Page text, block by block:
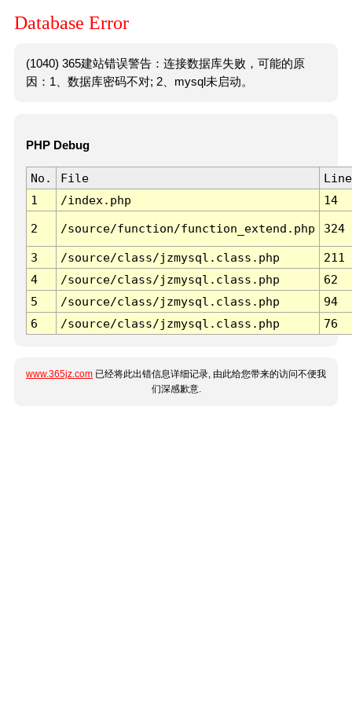
Database Error
(1040) 365建站错误警告：连接数据库失败，可能的原
因：1、数据库密码不对; 2、mysql未启动。
PHP Debug
No. File
Line
1
/index.php 14
2 /source/function/function_extend.php 324
3 /source/class/jzmysql.class.php
211
4
/source/class/jzmysql.class.php
62
5
/source/class/jzmysql.class.php
94
6
/source/class/jzmysql.class.php 76
www.365jz.com 已经将此出错信息详细记录, 由此给您带来的访问不便我
们深感歉意.